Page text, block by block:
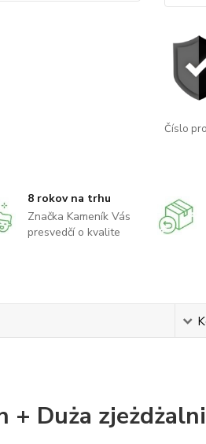
Číslo
8 rokov na trhu
Značka Kameník Vás
presvedčí o kvalite
+ Duża